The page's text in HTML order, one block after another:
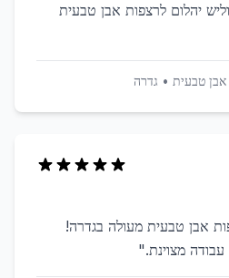
יהלום לרצפות אבן טבעית
טבעית • גדרה
אבן טבעית מעולה בגדרה!
מצוינת."